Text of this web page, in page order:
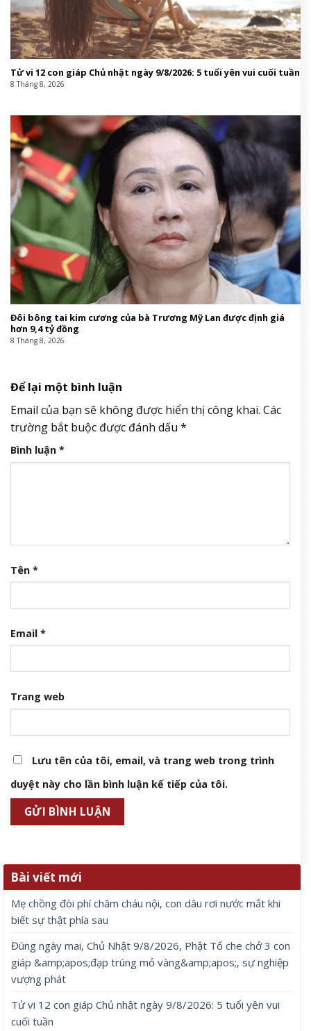
Tử vi 12 con giáp Chủ nhật ngày 9/8/2026: 5 tuổi yên vui cuối tuần
8 Tháng 8, 2026
Đôi bông tai kim cương của bà Trương Mỹ Lan được định giá
hơn 9,4 tỷ đồng
8 Tháng 8, 2026
Để lại một bình luận
Email của bạn sẽ không được hiển thị công khai. Các
trường bắt buộc được đánh dấu *
Bình luận *
Tên *
Email *
Trang web
Lưu tên của tôi, email, và trang web trong trình
duyệt này cho lần bình luận kế tiếp của tôi.
Bài viết mới
Mẹ chồng đòi phí chăm cháu nội, con dâu rơi nước mắt khi
biết sự thật phía sau
Đúng ngày mai, Chủ Nhật 9/8/2026, Phật Tổ che chở 3 con
giáp &amp;apos;đạp trúng mỏ vàng&amp;apos;, sự nghiệp
vượng phát
Tử vi 12 con giáp Chủ nhật ngày 9/8/2026: 5 tuổi yên vui
cuối tuần